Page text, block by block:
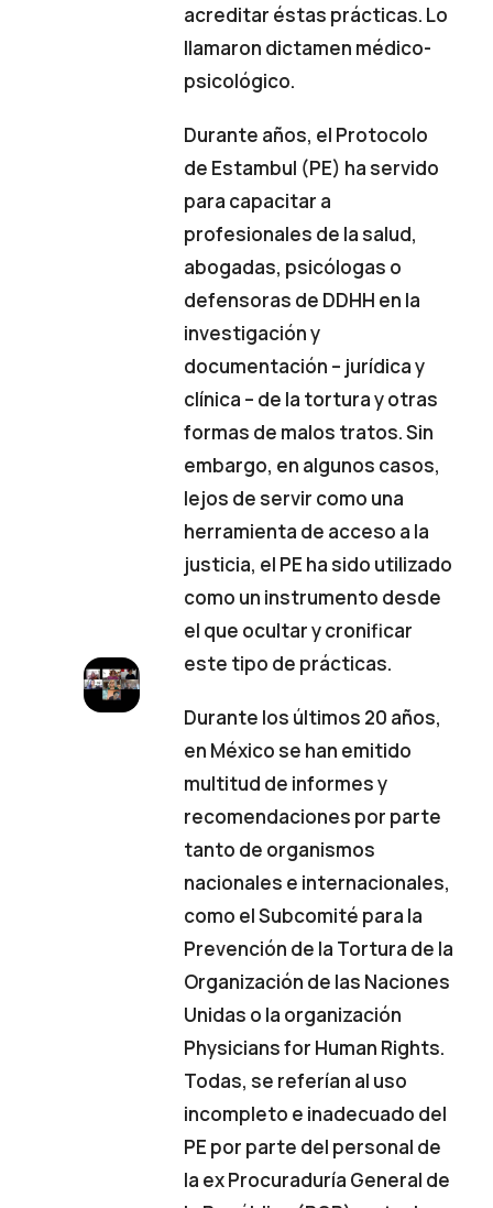
acreditar éstas prácticas. Lo
llamaron dictamen médico-
psicológico.
Durante años, el Protocolo
de Estambul (PE) ha servido
para capacitar a
profesionales de la salud,
abogadas, psicólogas o
defensoras de DDHH en la
investigación y
documentación – jurídica y
clínica – de la tortura y otras
formas de malos tratos. Sin
embargo, en algunos casos,
lejos de servir como una
herramienta de acceso a la
justicia, el PE ha sido utilizado
como un instrumento desde
el que ocultar y cronificar
este tipo de prácticas.
Durante los últimos 20 años,
en México se han emitido
multitud de informes y
recomendaciones por parte
tanto de organismos
nacionales e internacionales,
como el Subcomité para la
Prevención de la Tortura de la
Organización de las Naciones
Unidas o la organización
Physicians for Human Rights.
Todas, se referían al uso
incompleto e inadecuado del
PE por parte del personal de
la ex Procuraduría General de